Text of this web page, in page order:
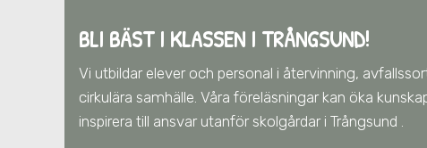
BLI BÄST I KLASSEN I TRÅNGSUND!
Vi utbildar elever och personal i återvinning,
cirkulära samhälle. Våra föreläsningar kan öka
inspirera till ansvar utanför skolgårdar i Trångsund